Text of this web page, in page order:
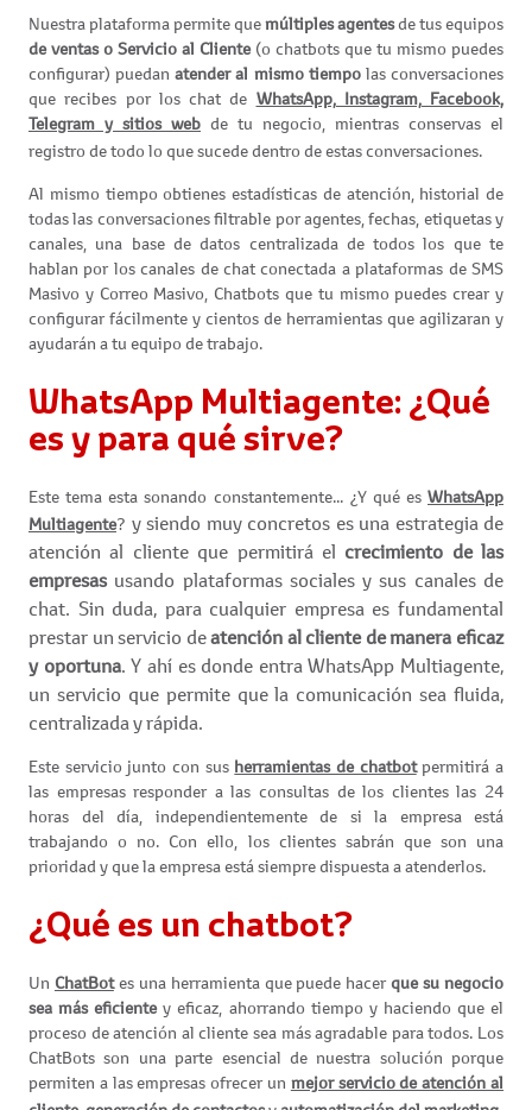
Nuestra plataforma permite quemúltiples agentesde tus equipos
de ventas o Servicio al Cliente(o chatbots que tu mismo puedes
configurar) puedanatender al mismo tiempolas conversaciones
que recibes por los chat de WhatsApp, Instagram, Facebook,
Telegram y sitios web de tu negocio, mientras conservas el
registro de todo lo que sucede dentro de estas conversaciones.
Al mismo tiempo obtienes estadísticas de atención, historial de
todas las conversaciones filtrable por agentes, fechas, etiquetas y
canales, una base de datos centralizada de todos los que te
hablan por los canales de chat conectada a plataformas de SMS
Masivo y Correo Masivo, Chatbots que tu mismo puedes crear y
configurar fácilmente y cientos de herramientas que agilizaran y
ayudarán a tu equipo de trabajo.
WhatsApp Multiagente: ¿Qué
es y para qué sirve?
Este tema esta sonando constantemente... ¿Y qué es WhatsApp
Multiagente? y siendo muy concretos es una estrategia de
atención al cliente que permitirá el crecimiento de las
empresasusando plataformas sociales y sus canales de
chat. Sin duda, para cualquier empresa es fundamental
prestar un servicio deatención al cliente de manera eficaz
y oportuna. Y ahí es donde entra WhatsApp Multiagente,
un servicio que permite que la comunicación sea fluida,
centralizada y rápida.
Este servicio junto con sus herramientas de chatbotpermitirá a
las empresas responder a las consultas de los clientes las 24
horas del día, independientemente de si la empresa está
trabajando o no. Con ello, los clientes sabrán que son una
prioridad y que la empresa está siempre dispuesta a atenderlos.
¿Qué es un chatbot?
Un ChatBotes una herramienta que puede hacerque su negocio
sea más eficientey eficaz, ahorrando tiempo y haciendo que el
proceso de atención al cliente sea más agradable para todos. Los
ChatBots son una parte esencial de nuestra solución porque
permiten a las empresas ofrecer un mejor servicio de atención al